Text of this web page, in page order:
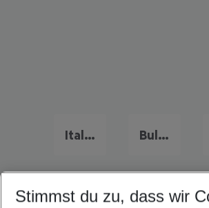
Italien Urlaub Bulgarien Last Minute
Quicklinks
Stimmst du zu, dass wir